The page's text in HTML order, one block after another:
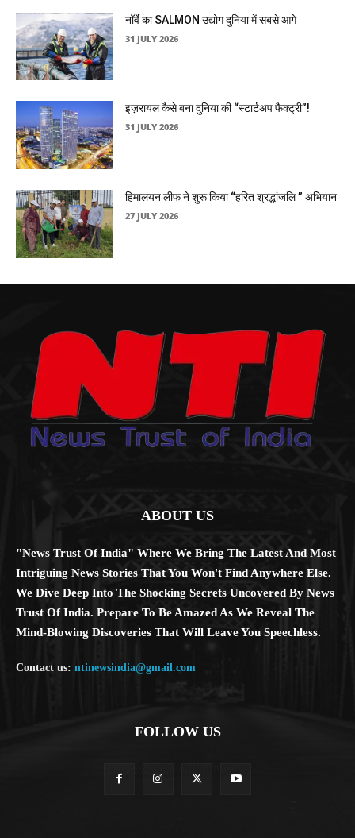
नॉर्वे का SALMON उद्योग दुनिया में सबसे आगे
31 JULY 2026
इज़रायल कैसे बना दुनिया की “स्टार्टअप फैक्ट्री”!
31 JULY 2026
हिमालयन लीफ ने शुरू किया “हरित श्रद्धांजलि ” अभियान
27 JULY 2026
ABOUT US
"News Trust Of India" Where We Bring The Latest And Most
Intriguing News Stories That You Won't Find Anywhere Else.
We Dive Deep Into The Shocking Secrets Uncovered By News
Trust Of India. Prepare To Be Amazed As We Reveal The
Mind-Blowing Discoveries That Will Leave You Speechless.
Contact us: ntinewsindia@gmail.com
FOLLOW US